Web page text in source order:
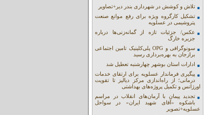
تلاش و کوشش در شهرداری بندر دیر+تصاویر
تشکیل کارگروه ویژه برای رفع موانع صنعت
پتروشیمی در عسلویه
عکس/ جزئیات تازه از گمانه‌زنی‌ها درباره
جزیره خارگ
سونوگرافی و OPG پلی‌کلینیک تامین اجتماعی
برازجان به بهره‌برداری رسید
ادارات استان بوشهر چهارشنبه تعطیل شد
پیگیری فرماندار عسلویه برای ارتقای خدمات
درمانی؛ از راه‌اندازی مرکز دیالیز تا تقویت
اورژانس و تکمیل پروژه‌های بهداشتی
تجدید پیمان با آرمان‌های انقلاب در مراسم
باشکوه «آقای شهید ایران» در سواحل
عسلویه+تصویر